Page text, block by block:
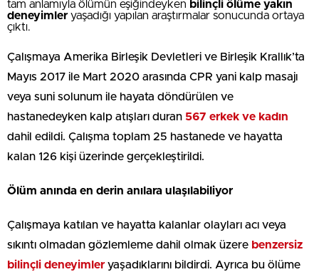
tam anlamıyla ölümün eşiğindeyken bilinçli ölüme yakın
deneyimler yaşadığı yapılan araştırmalar sonucunda ortaya
çıktı.
Çalışmaya Amerika Birleşik Devletleri ve Birleşik Krallık’ta
Mayıs 2017 ile Mart 2020 arasında CPR yani kalp masajı
veya suni solunum ile hayata döndürülen ve
hastanedeyken kalp atışları duran 567 erkek ve kadın
dahil edildi. Çalışma toplam 25 hastanede ve hayatta
kalan 126 kişi üzerinde gerçekleştirildi.
Ölüm anında en derin anılara ulaşılabiliyor
Çalışmaya katılan ve hayatta kalanlar olayları acı veya
sıkıntı olmadan gözlemleme dahil olmak üzere benzersiz
bilinçli deneyimler yaşadıklarını bildirdi. Ayrıca bu ölüme